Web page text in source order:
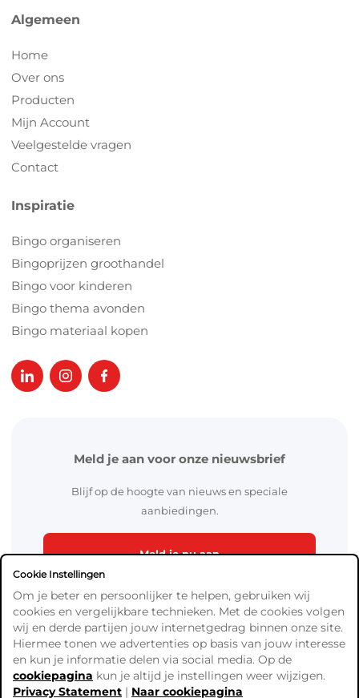
Algemeen
Home
Over ons
Producten
Mijn Account
Veelgestelde vragen
Contact
Inspiratie
Bingo organiseren
Bingoprijzen groothandel
Bingo voor kinderen
Bingo thema avonden
Bingo materiaal kopen
Meld je aan voor onze nieuwsbrief
Blijf op de hoogte van nieuws en speciale
aanbiedingen.
Meld je nu aan
Algemene Voorwaarden
Cookie Instellingen
Om je beter en persoonlijker te helpen, gebruiken wij
cookies en vergelijkbare technieken. Met de cookies volgen
wij en derde partijen jouw internetgedrag binnen onze site.
Hiermee tonen we advertenties op basis van jouw interesse
en kun je informatie delen via social media. Op de
cookiepagina kun je altijd je instellingen weer wijzigen.
Privacy Statement | Naar cookiepagina